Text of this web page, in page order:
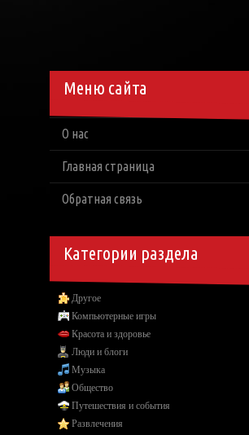
Меню сайта
О нас
Главная страница
Обратная связь
Категории раздела
Другое
Компьютерные игры
Красота и здоровье
Люди и блоги
Музыка
Общество
Путешествия и события
Развлечения